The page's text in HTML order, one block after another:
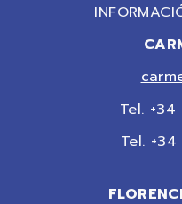
Tel.
Tel.